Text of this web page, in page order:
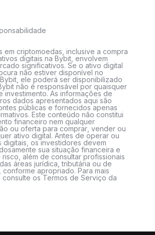
em criptomoedas, inclusive a compra
digitais na Bybit, envolvem
significativos. Se o ativo digital
não estiver disponível no
ele poderá ser disponibilizado
não é responsável por quaisquer
investimento. As informações de
dados apresentados aqui são
públicas e fornecidos apenas
Este conteúdo não constitui
financeiro nem qualquer
ou oferta para comprar, vender ou
ativo digital. Antes de operar ou
digitais, os investidores devem
sua situação financeira e
além de consultar profissionais
áreas jurídica, tributária ou de
conforme apropriado. Para mais
consulte os Termos de Serviço da